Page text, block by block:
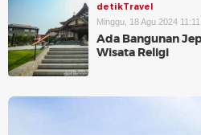
detikTravel
Minggu, 18 Agu 2024
Ada Bangunan
Wisata Religi